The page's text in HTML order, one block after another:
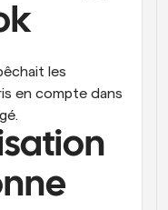
les
en compte dans